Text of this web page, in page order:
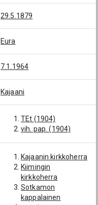
29.5.1879
Eura
7.1.1964
Kajaani
TEt (1904)
vih. pap. (1904)
Kajaanin kirkkoherra
Kiimingin
kirkkoherra
Sotkamon
kappalainen